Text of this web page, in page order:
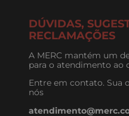
DÚVIDAS,
RECLAMAÇÕES
A MERC mantém um
para o atendimento ao
Entre em contato. Sua
nós